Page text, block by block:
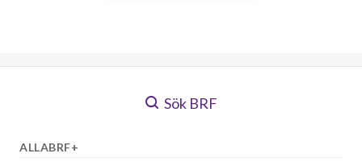
Sök BRF
ALLABRF+